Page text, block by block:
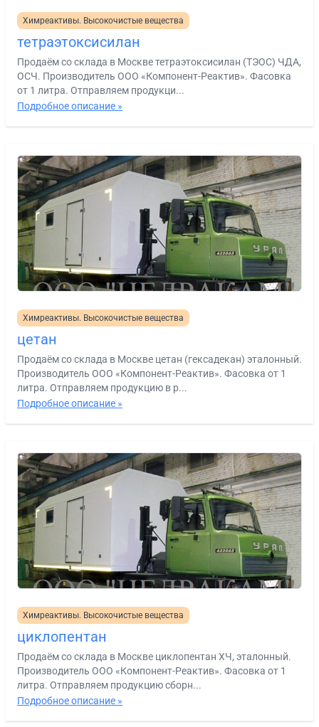
Химреактивы. Высокочистые вещества
тетраэтоксисилан
Продаём со склада в Москве тетраэтоксисилан (ТЭОС) ЧДА,
ОСЧ. Производитель ООО «Компонент-Реактив». Фасовка
от 1 литра. Отправляем продукци...
Подробное описание »
Химреактивы. Высокочистые вещества
цетан
Продаём со склада в Москве цетан (гексадекан) эталонный.
Производитель ООО «Компонент-Реактив». Фасовка от 1
литра. Отправляем продукцию в р...
Подробное описание »
Химреактивы. Высокочистые вещества
циклопентан
Продаём со склада в Москве циклопентан ХЧ, эталонный.
Производитель ООО «Компонент-Реактив». Фасовка от 1
литра. Отправляем продукцию сборн...
Подробное описание »